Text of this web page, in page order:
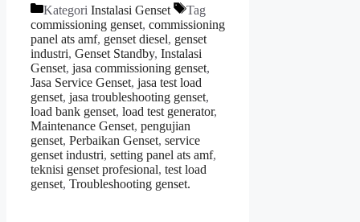
Kategori Instalasi Genset
Tag
commissioning genset, commissioning
panel ats amf, genset diesel, genset
industri, Genset Standby, Instalasi
Genset, jasa commissioning genset,
Jasa Service Genset, jasa test load
genset, jasa troubleshooting genset,
load bank genset, load test generator,
Maintenance Genset, pengujian
genset, Perbaikan Genset, service
genset industri, setting panel ats amf,
teknisi genset profesional, test load
genset, Troubleshooting genset.